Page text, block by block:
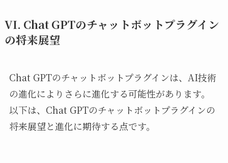
VI. Chat GPTのチャットボットプラグイン
の将来展望
Chat GPTのチャットボットプラグインは、AI技術
の進化によりさらに進化する可能性があります。
以下は、Chat GPTのチャットボットプラグインの
将来展望と進化に期待する点です。